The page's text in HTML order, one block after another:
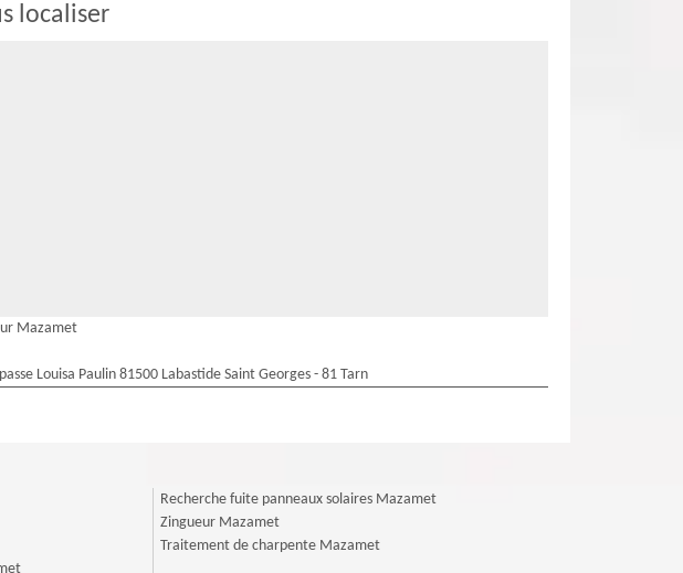
localiser
Mazamet
Louisa Paulin 81500 Labastide Saint Georges - 81 Tarn
Recherche fuite panneaux solaires Mazamet
Zingueur Mazamet
Traitement de charpente Mazamet